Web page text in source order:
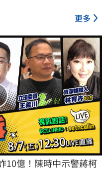
更多
10億！陳時中示警蔣柯